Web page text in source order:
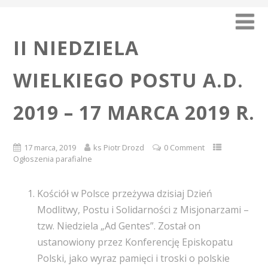
II NIEDZIELA
WIELKIEGO POSTU A.D.
2019 – 17 MARCA 2019 R.
17 marca, 2019 ks Piotr Drozd
0 Comment
Ogłoszenia parafialne
Kościół w Polsce przeżywa dzisiaj Dzień
Modlitwy, Postu i Solidarności z Misjonarzami –
tzw. Niedziela „Ad Gentes”. Został on
ustanowiony przez Konferencję Episkopatu
Polski, jako wyraz pamięci i troski o polskie